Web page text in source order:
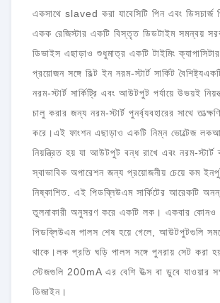
একসাথে slaved করা যাবেসিটি পিন এবং ডিসচার্জ
একক রেজিস্টার একটি বিস্তৃত ডিডটাইম সমন্বয়
ডিভাইস এছাড়াও শুধুমাত্র একটি টাইমিং
প্রয়োজন সঙ্গে বিল্ট ইন নরম-স্টার্ট সার্কিট
নরম-স্টার্ট সার্কিট্রি এবং আউটপুট পর্যায়ে উভয়ই
চালু করার জন্য নরম-স্টার্ট পুনর্ব্যবহারের সাথে
করে।এই ফাংশন এছাড়াও একটি নিম্ন ভোল্টেজ
নিয়ন্ত্রিত হয় যা আউটপুট বন্ধ রাখে এবং নরম-স্টার্ট
স্বাভাবিক অপারেশন জন্য প্রয়োজনীয় চেয়ে কম
নিষ্কাশিত. এই পিডব্লিউএম সার্কিটের আরেকটি
তুলনাকারী অনুসরণ করে একটি লক। একবার কোনও
পিডব্লিউএম পালস শেষ হয়ে গেলে, আউটপুটগুলি
থাকে।লক প্রতি ঘড়ি পালস সঙ্গে পুনরায় সেট করা
স্টেজগুলি 200mA এর বেশি উত্স বা ডুবে যাওয়ার
ডিজাইন।